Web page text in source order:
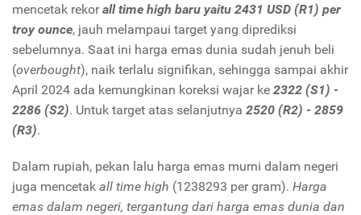
mencetak rekorall time high baru yaitu 2431 USD (R1) per
troy ounce, jauh melampaui target yang diprediksi
sebelumnya. Saat ini harga emas dunia sudah jenuh beli
(overbought), naik terlalu signifikan, sehingga sampai akhir
April 2024 ada kemungkinan koreksi wajar ke 2322 (S1) -
2286 (S2). Untuk target atas selanjutnya 2520 (R2) - 2859
(R3).
Dalam rupiah, pekan lalu harga emas murni dalam negeri
juga mencetak all time high (1238293 per gram). Harga
emas dalam negeri, tergantung dari harga emas dunia dan